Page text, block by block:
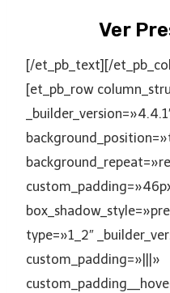
Ver
[/et_pb_text][/
[et_pb_row
type=»1_2″
custom_padding=»|||»